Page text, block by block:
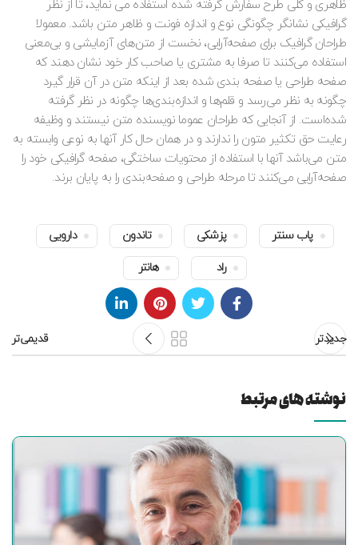
ظاهری و کلی طرح سفارش گرفته شده استفاده می نماید، تا از نظر
گرافیکی نشانگر چگونگی نوع و اندازه فونت و ظاهر متن باشد. معمولا
طراحان گرافیک برای صفحه‌آرایی، نخست از متن‌های آزمایشی و بی‌معنی
استفاده می‌کنند تا صرفا به مشتری یا صاحب کار خود نشان دهند که
صفحه طراحی یا صفحه بندی شده بعد از اینکه متن در آن قرار گیرد
چگونه به نظر می‌رسد و قلم‌ها و اندازه‌بندی‌ها چگونه در نظر گرفته
شده‌است. از آنجایی که طراحان عموما نویسنده متن نیستند و وظیفه
رعایت حق تکثیر متون را ندارند و در همان حال کار آنها به نوعی وابسته به
متن می‌باشد آنها با استفاده از محتویات ساختگی، صفحه گرافیکی خود را
صفحه‌آرایی می‌کنند تا مرحله طراحی و صفحه‌بندی را به پایان برند.
پاب سنتر پزشکی تاندون دارویی
راد هانتر
جدیدتر قدیمی‌تر
نوشته های مرتبط